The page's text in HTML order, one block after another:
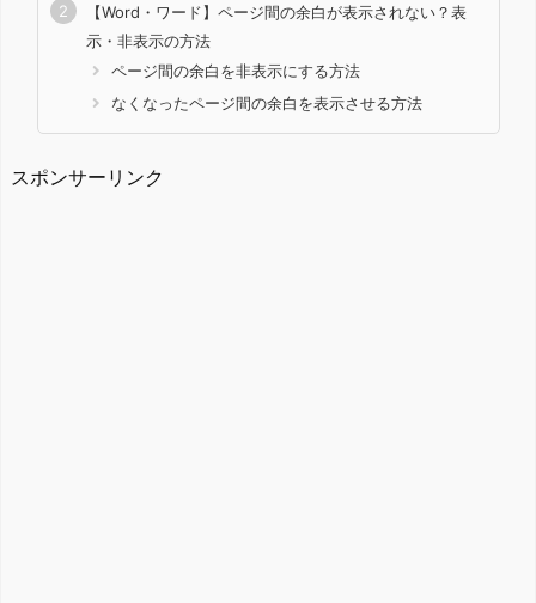
【Word・ワード】ページ間の余白が表示されない？表
示・非表示の方法
ページ間の余白を非表示にする方法
なくなったページ間の余白を表示させる方法
スポンサーリンク